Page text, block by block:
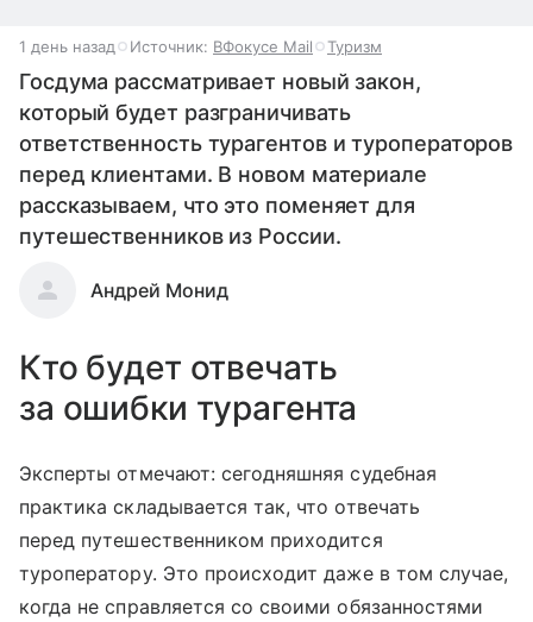
1 день назад Источник: ВФокусе Mail Туризм
Госдума рассматривает новый закон,
который будет разграничивать
ответственность турагентов и туроператоров
перед клиентами. В новом материале
рассказываем, что это поменяет для
путешественников из России.
Андрей Монид
Кто будет отвечать
за ошибки турагента
Эксперты отмечают: сегодняшняя судебная
практика складывается так, что отвечать
перед путешественником приходится
туроператору. Это происходит даже в том случае,
когда не справляется со своими обязанностями